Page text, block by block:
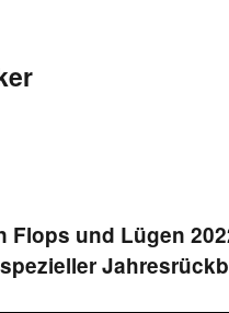
Flops und Lügen